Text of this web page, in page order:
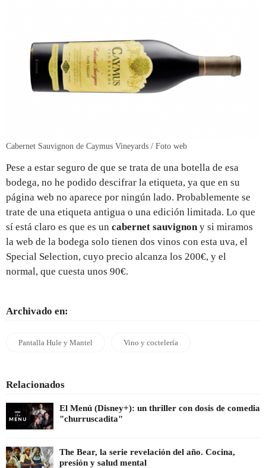
Cabernet Sauvignon de Caymus Vineyards / Foto web
Pese a estar seguro de que se trata de una botella de esa
bodega, no he podido descifrar la etiqueta, ya que en su
página web no aparece por ningún lado. Probablemente se
trate de una etiqueta antigua o una edición limitada. Lo que
sí está claro es que es un cabernet sauvignon y si miramos
la web de la bodega solo tienen dos vinos con esta uva, el
Special Selection, cuyo precio alcanza los 200€, y el
normal, que cuesta unos 90€.
Archivado en:
Pantalla Hule y Mantel Vino y coctelería
Relacionados
El Menú (Disney+): un thriller con dosis de comedia
"churruscadita"
The Bear, la serie revelación del año. Cocina,
presión y salud mental